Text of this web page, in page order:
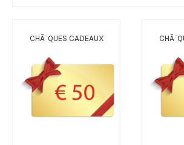
CHÃ¨QUES CADEAUX